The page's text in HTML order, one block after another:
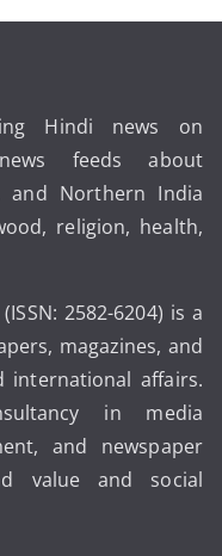
Hindi news on
feeds about
and Northern India
religion, health,
2582-6204) is a
magazines, and
international affairs.
in media
and newspaper
value and social